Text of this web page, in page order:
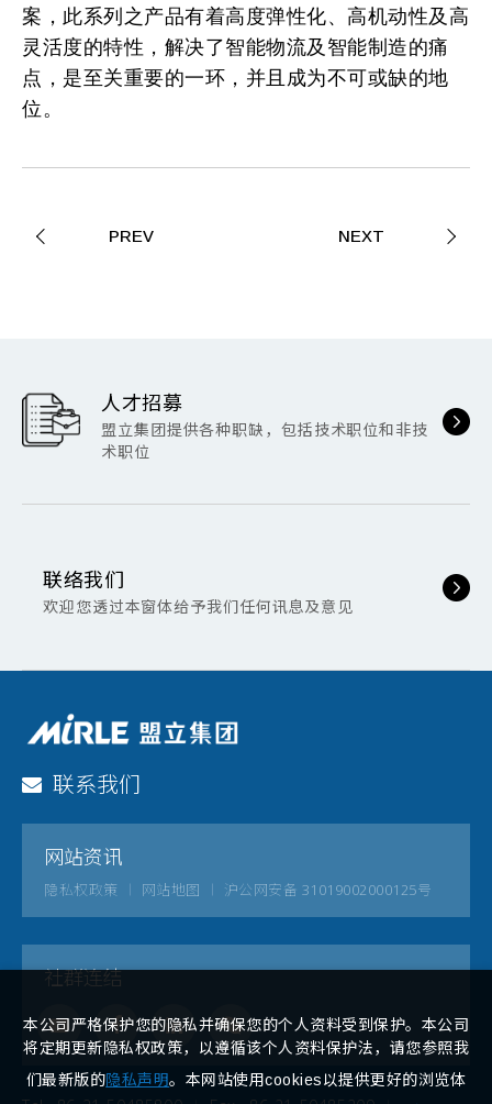
案，此系列之产品有着高度弹性化、高机动性及高
灵活度的特性，解决了智能物流及智能制造的痛
点，是至关重要的一环，并且成为不可或缺的地
位。
PREV NEXT
人才招募
盟立集团提供各种职缺，包括技术职位和非技
术职位
联络我们
欢迎您透过本窗体给予我们任何讯息及意见
联系我们
网站资讯
隐私权政策 网站地图 沪公网安备 31019002000125号
社群连结
本公司严格保护您的隐私并确保您的个人资料受到保护。本公司
将定期更新隐私权政策，以遵循该个人资料保护法，请您参照我
们最新版的隐私声明。本网站使用cookies以提供更好的浏览体